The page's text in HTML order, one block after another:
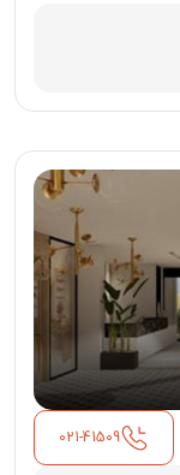
021-41509